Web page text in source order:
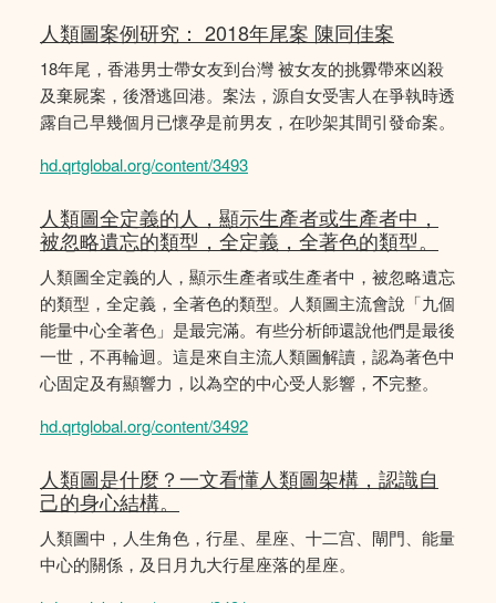
人類圖案例研究： 2018年尾案 陳同佳案
18年尾，香港男士帶女友到台灣 被女友的挑釁帶來凶殺
及棄屍案，後潛逃回港。案法，源自女受害人在爭執時透
露自己早幾個月已懷孕是前男友，在吵架其間引發命案。
hd.qrtglobal.org/content/3493
人類圖全定義的人，顯示生產者或生產者中，
被忽略遺忘的類型，全定義，全著色的類型。
人類圖全定義的人，顯示生產者或生產者中，被忽略遺忘
的類型，全定義，全著色的類型。人類圖主流會說「九個
能量中心全著色」是最完滿。有些分析師還說他們是最後
一世，不再輪迴。這是來自主流人類圖解讀，認為著色中
心固定及有顯響力，以為空的中心受人影響，𣎴完整。
hd.qrtglobal.org/content/3492
人類圖是什麼？一文看懂人類圖架構，認識自
己的身心結構。
人類圖中，人生角色，行星、星座、十二宫、閘門、能量
中心的關係，及日月九大行星座落的星座。